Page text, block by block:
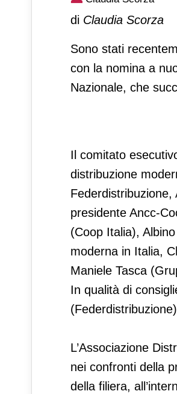
di Claudia Scorza
Sono stati
con la nomina a
Nazionale, che
Il comitato
distribuzione
presidente Ancc-
(Coop Italia),
moderna in Italia,
Maniele Tasca
In qualità di
L’Associazione
nei confronti della
della filiera,